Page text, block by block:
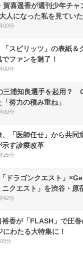
賀喜遥香が週刊少年チャ
人になった私を見てい
00分
「スピリッツ」の表紙＆
ファンを魅了！
00分
三浦知良選手を起用？
努力の積み重ね」
00分
、「医師任せ」から共
示す診療改革
25分
ドラゴンクエスト」
ニクエスト」を渋谷・原
42分
香が「FLASH」で圧巻
わたる大特集に！
分